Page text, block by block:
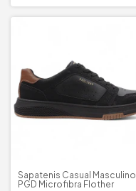
Sapatenis Casual Masculino
PGD Microfibra Flother